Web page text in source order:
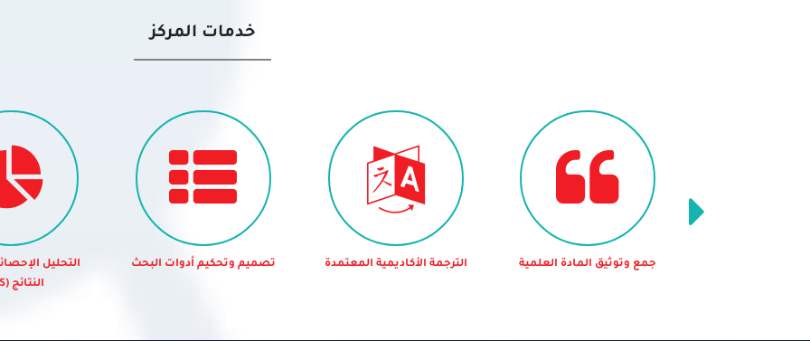
خدمات المركز
جمع وتوثيق المادة العلمية الترجمة الأكاديمية المعتمدة تصميم وتحكيم أدوات البحث
التحليل
النتائج (SPSS)